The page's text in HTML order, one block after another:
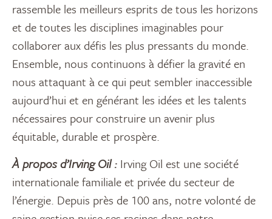
rassemble les meilleurs esprits de tous les horizons
et de toutes les disciplines imaginables pour
collaborer aux défis les plus pressants du monde.
Ensemble, nous continuons à défier la gravité en
nous attaquant à ce qui peut sembler inaccessible
aujourd’hui et en générant les idées et les talents
nécessaires pour construire un avenir plus
équitable, durable et prospère.
À propos d’Irving Oil : Irving Oil est une société
internationale familiale et privée du secteur de
l’énergie. Depuis près de 100 ans, notre volonté de